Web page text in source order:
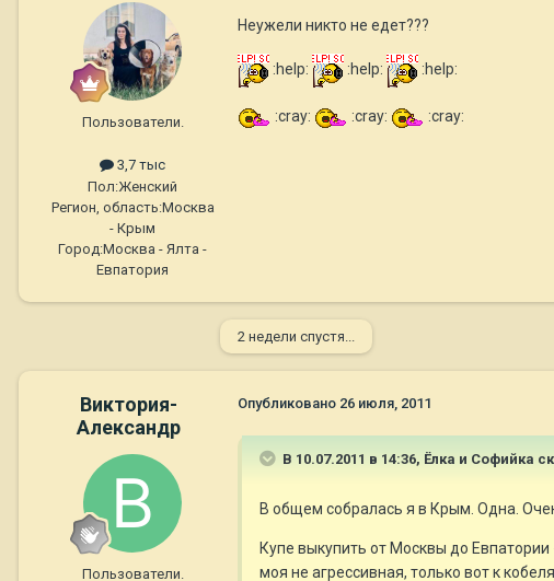
Пользователи.
3,7 тыс
Пол:Женский
Регион, область:Москва
- Крым
Город:Москва - Ялта -
Евпатория
Неужели никто не едет???
:help: :help: :help:
:cray: :cray: :cray:
2 недели спустя...
Виктория-
Александр
Пользователи.
Опубликовано 26 июля, 2011
В 10.07.2011 в 14:36, Ёлка и Софийка
В общем собралась я в Крым. Одна.
Купе выкупить от Москвы до
моя не агрессивная, только вот к